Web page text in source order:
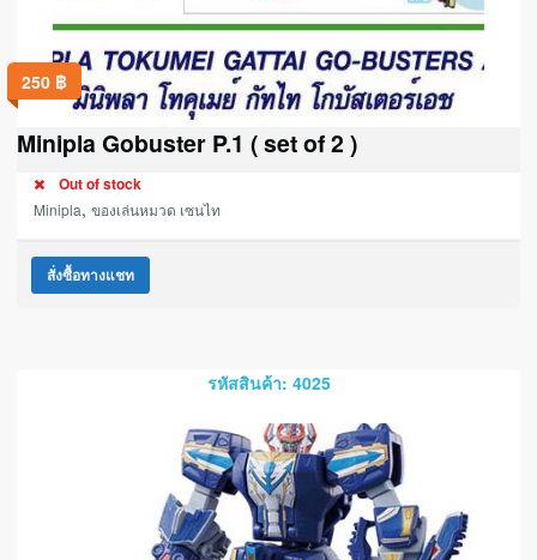
250 ฿
Minipla Gobuster P.1 ( set of 2 )
Out of stock
Minipla, ของเล่นหมวด เซนไท
สั่งซื้อทางแชท
รหัสสินค้า: 4025